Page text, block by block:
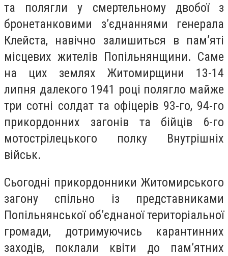
та полягли у смертельному двобої з
бронетанковими з’єднаннями генерала
Клейста, навічно залишиться в пам’яті
місцевих жителів Попільнянщини. Саме
на цих землях Житомирщини 13-14
липня далекого 1941 році полягло майже
три сотні солдат та офіцерів 93-го, 94-го
прикордонних загонів та бійців 6-го
мотострілецького полку Внутрішніх
військ.
Сьогодні прикордонники Житомирського
загону спільно із представниками
Попільнянської об’єднаної територіальної
громади, дотримуючись карантинних
заходів, поклали квіти до пам’ятних